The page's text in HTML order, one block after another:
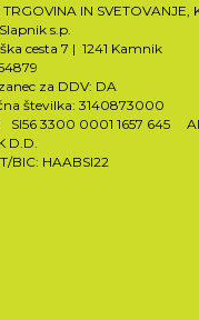
IN SVETOVANJE,
s.p.
cesta 7 | 1241 Kamnik
za DDV: DA
številka: 3140873000
SI56 3300 0001 1657 645
D.D.
BIC: HAABSI22